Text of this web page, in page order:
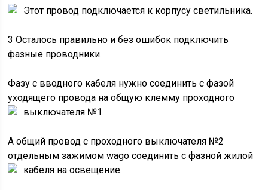
Этот провод подключается к корпусу светильника.
3 Осталось правильно и без ошибок подключить
фазные проводники.
Фазу с вводного кабеля нужно соединить с фазой
уходящего провода на общую клемму проходного
выключателя №1.
А общий провод с проходного выключателя №2
отдельным зажимом wago соединить с фазной жилой
кабеля на освещение.